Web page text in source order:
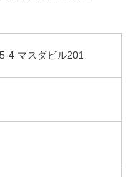
4 マスダビル201